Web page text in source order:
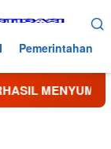
Pemerintahan